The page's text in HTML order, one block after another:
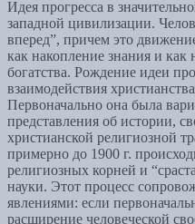
Идея прогресса в
западной цивилизации.
вперед”, причем это
как накопление знания и
богатства. Рождение идеи
взаимодействия
Первоначально она была
представления об истории,
христианской религиозной
примерно до 1900 г.
религиозных корней и
науки. Этот процесс
явлениями: если
расширение человеческой